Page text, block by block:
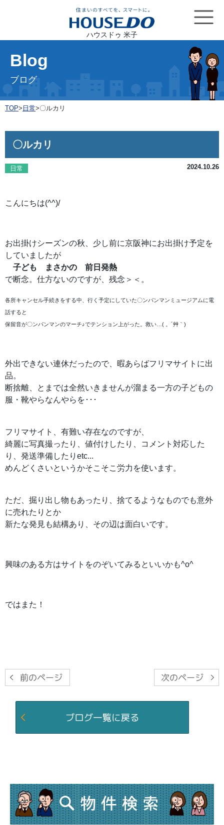
ハウスドゥ 米子
Blog
ブログ
TOP> 日常>〇ルカリ
〇ルカリ
日常 2024.10.26
こんにちは(^^)/
お出掛けシーズンの秋、少し前に京阪神にお出掛け予定を
していましたが
子ども まさかの 前日発熱
で断念。仕方ないのですが、残念＞＜。
各所キャンセル手続きをする中、行く予定にしていた〇ンパンマンミュージアムに電
話すると
保留音が〇ンパンマンのマーチ♪でテンション上がった。救い…( 。´艸｀)
外出できない連休だったので、 暇あらばフリマサイトに出
品。
断捨離、とまでは全然いきませんが溜まる一方の子どもの
服・靴やらなんやらを･･･
フリマサイト、有難い存在なのですが、
綺麗に写真撮ったり、値付けしたり、コメント対応した
り、発送準備したりetc...
めんどくさいというかそこそこ労力を使います。
ただ、掘り出し物もあったり、捨てるようなものでも意外
に売れたりとか
新たな発見も結構あり、その辺は面白いです。
興味のある方はサイトをのぞいてみるといいかも^o^
ではまた！